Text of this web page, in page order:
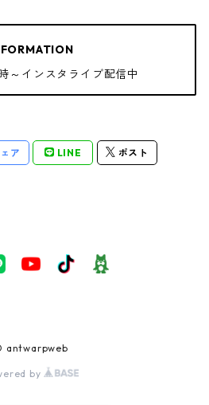
～インスタライブ配信中
ア LINE ポスト
antwarpweb
by